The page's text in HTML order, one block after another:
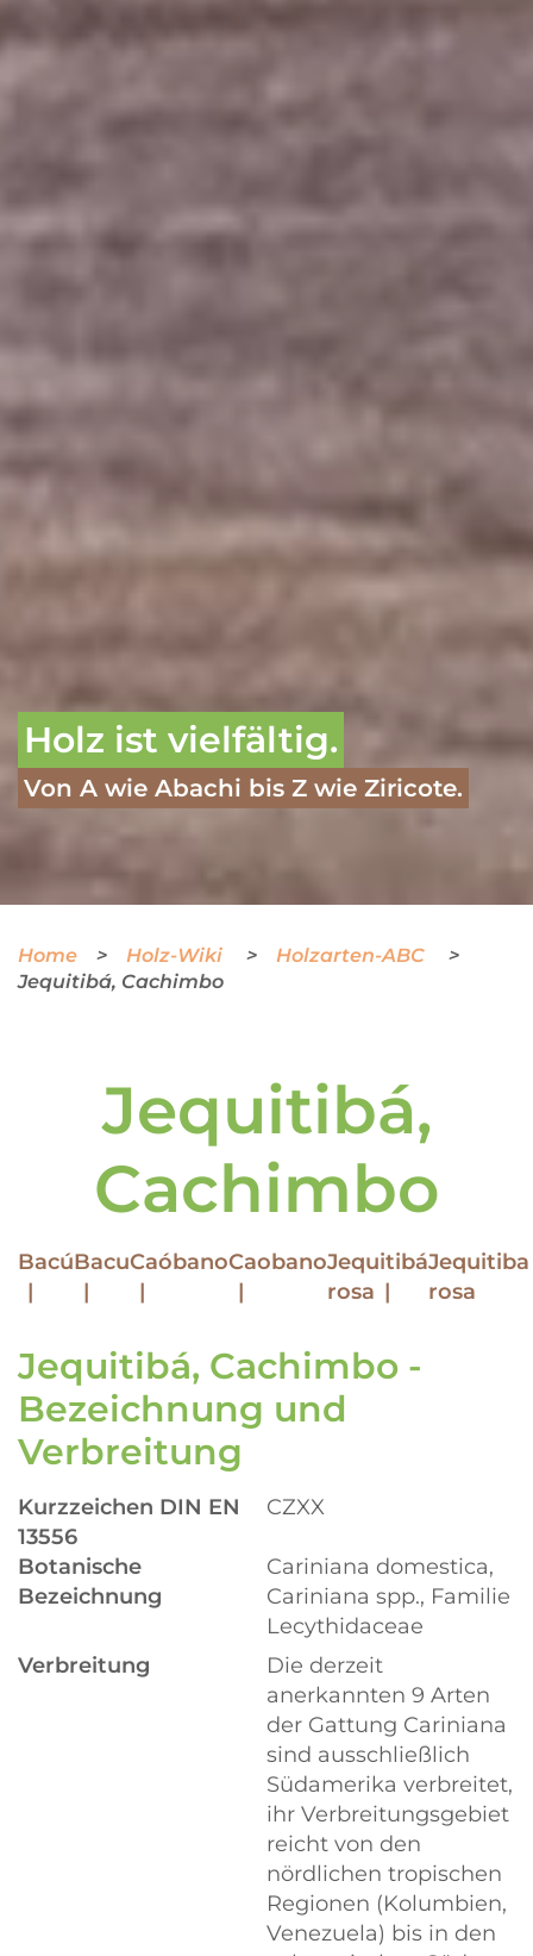
Holz ist vielfältig.
Von A wie Abachi bis Z wie Ziricote.
Home Holz-Wiki
Holzarten-ABC
Jequitibá, Cachimbo
Jequitibá,
Cachimbo
BacúBacuCaóbanoCaobanoJequitibá
rosa
Jequitiba
rosa
Jequitibá, Cachimbo -
Bezeichnung und
Verbreitung
Kurzzeichen DIN EN
13556
CZXX
Botanische
Bezeichnung
Cariniana domestica,
Cariniana spp., Familie
Lecythidaceae
Verbreitung
Die derzeit
anerkannten 9 Arten
der Gattung Cariniana
sind ausschließlich
Südamerika verbreitet,
ihr Verbreitungsgebiet
reicht von den
nördlichen tropischen
Regionen (Kolumbien,
Venezuela) bis in den